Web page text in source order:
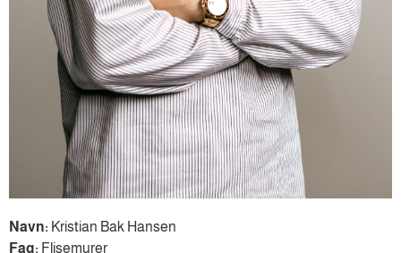
Navn: Kristian Bak Hansen
Fag: Flisemurer